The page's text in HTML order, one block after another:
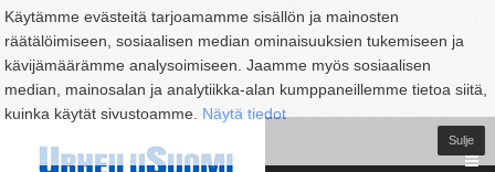
Käytämme evästeitä tarjoamamme sisällön ja mainosten
räätälöimiseen, sosiaalisen median ominaisuuksien tukemiseen ja
kävijämäärämme analysoimiseen. Jaamme myös sosiaalisen
median, mainosalan ja analytiikka-alan kumppaneillemme tietoa siitä,
kuinka käytät sivustoamme. Näytä tiedot
Sulje